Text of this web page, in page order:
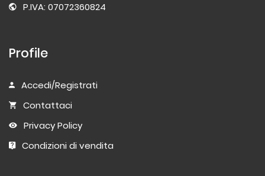
P.IVA: 07072360824
Profile
Accedi/Registrati
Contattaci
Privacy Policy
Condizioni di vendita